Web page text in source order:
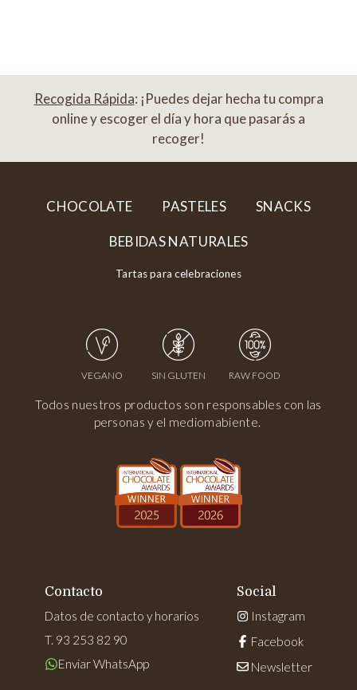
Recogida Rápida: ¡Puedes dejar hecha tu compra
online y escoger el día y hora que pasarás a
recoger!
CHOCOLATE PASTELES SNACKS
BEBIDAS NATURALES
Tartas para celebraciones
VEGANO SIN GLUTEN RAW FOOD
Todos nuestros productos son responsables con las
personas y el mediomabiente.
Contacto
Datos de contacto y horarios
T. 93 253 82 90
Enviar WhatsApp
Social
Instagram
Facebook
Newsletter